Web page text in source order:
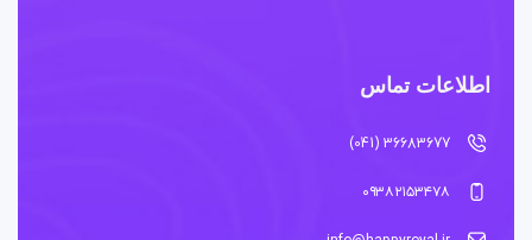
اطلاعات تماس
36683677 (041)
۰۹۳۸۲۱۵۳۴۷۸